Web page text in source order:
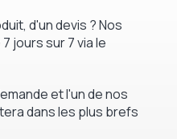
d'un devis ? Nos
jours sur 7 via le
et l'un de nos
dans les plus brefs